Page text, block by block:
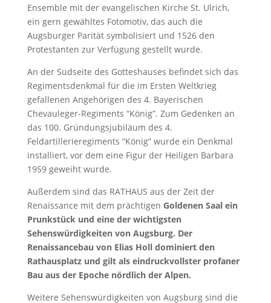
Ensemble mit der evangelischen Kirche St. Ulrich,
ein gern gewähltes Fotomotiv, das auch die
Augsburger Parität symbolisiert und 1526 den
Protestanten zur Verfügung gestellt wurde.
An der Südseite des Gotteshauses befindet sich das
Regimentsdenkmal für die im Ersten Weltkrieg
gefallenen Angehörigen des 4. Bayerischen
Chevauleger-Regiments “König”. Zum Gedenken an
das 100. Gründungsjubiläum des 4.
Feldartillerieregiments “König” wurde ein Denkmal
installiert, vor dem eine Figur der Heiligen Barbara
1959 geweiht wurde.
Außerdem sind das RATHAUS aus der Zeit der
Renaissance mit dem prächtigen Goldenen Saal ein
Prunkstück und eine der wichtigsten
Sehenswürdigkeiten von Augsburg. Der
Renaissancebau von Elias Holl dominiert den
Rathausplatz und gilt als eindruckvollster profaner
Bau aus der Epoche nördlich der Alpen.
Weitere Sehenswürdigkeiten von Augsburg sind die